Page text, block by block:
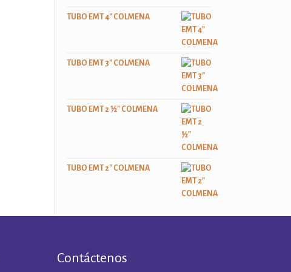
TUBO EMT 4" COLMENA
TUBO EMT 3" COLMENA
TUBO EMT 2 ½" COLMENA
TUBO EMT 2" COLMENA
Contáctenos